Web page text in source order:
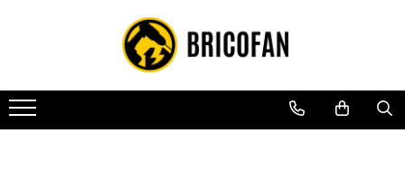
Toate Produsele
Vehicule electrice
Atv